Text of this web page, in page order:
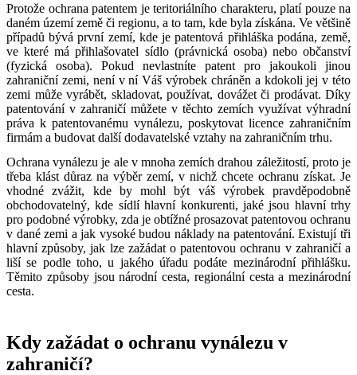
Protože ochrana patentem je teritoriálního charakteru, platí pouze na
daném území země či regionu, a to tam, kde byla získána. Ve většině
případů bývá první zemí, kde je patentová přihláška podána, země,
ve které má přihlašovatel sídlo (právnická osoba) nebo občanství
(fyzická osoba). Pokud nevlastníte patent pro jakoukoli jinou
zahraniční zemi, není v ní Váš výrobek chráněn a kdokoli jej v této
zemi může vyrábět, skladovat, používat, dovážet či prodávat. Díky
patentování v zahraničí můžete v těchto zemích využívat výhradní
práva k patentovanému vynálezu, poskytovat licence zahraničním
firmám a budovat další dodavatelské vztahy na zahraničním trhu.
Ochrana vynálezu je ale v mnoha zemích drahou záležitostí, proto je
třeba klást důraz na výběr zemí, v nichž chcete ochranu získat. Je
vhodné zvážit, kde by mohl být váš výrobek pravděpodobně
obchodovatelný, kde sídlí hlavní konkurenti, jaké jsou hlavní trhy
pro podobné výrobky, zda je obtížné prosazovat patentovou ochranu
v dané zemi a jak vysoké budou náklady na patentování. Existují tři
hlavní způsoby, jak lze zažádat o patentovou ochranu v zahraničí a
liší se podle toho, u jakého úřadu podáte mezinárodní přihlášku.
Těmito způsoby jsou národní cesta, regionální cesta a mezinárodní
cesta.
Kdy zažádat o ochranu vynálezu v
zahraničí?